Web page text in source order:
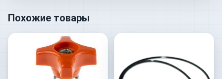
Похожие товары